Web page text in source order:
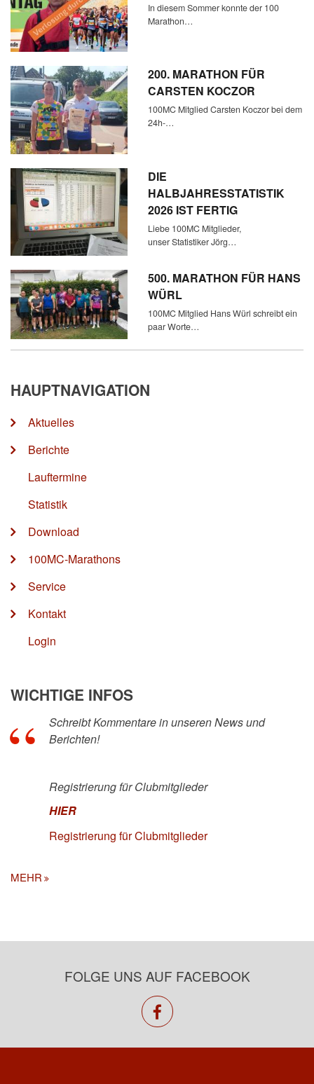
In diesem Sommer konnte der 100
Marathon…
200. MARATHON FÜR
CARSTEN KOCZOR
100MC Mitglied Carsten Koczor bei dem
24h-…
DIE
HALBJAHRESSTATISTIK
2026 IST FERTIG
Liebe 100MC Mitglieder,
unser Statistiker Jörg…
500. MARATHON FÜR HANS
WÜRL
100MC Mitglied Hans Würl schreibt ein
paar Worte…
HAUPTNAVIGATION
Aktuelles
Berichte
Lauftermine
Statistik
Download
100MC-Marathons
Service
Kontakt
Login
WICHTIGE INFOS
Schreibt Kommentare in unseren News und
Berichten!
Registrierung für Clubmitglieder
HIER
Registrierung für Clubmitglieder
MEHR
FOLGE UNS AUF FACEBOOK
facebook